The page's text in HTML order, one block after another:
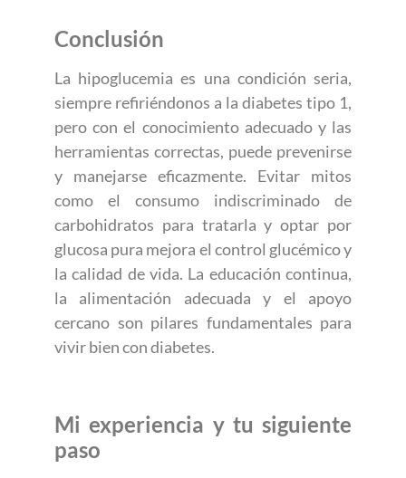
Conclusión
La hipoglucemia es una condición seria,
siempre refiriéndonos a la diabetes tipo 1,
pero con el conocimiento adecuado y las
herramientas correctas, puede prevenirse
y manejarse eficazmente. Evitar mitos
como el consumo indiscriminado de
carbohidratos para tratarla y optar por
glucosa pura mejora el control glucémico y
la calidad de vida. La educación continua,
la alimentación adecuada y el apoyo
cercano son pilares fundamentales para
vivir bien con diabetes.
Mi experiencia y tu siguiente
paso